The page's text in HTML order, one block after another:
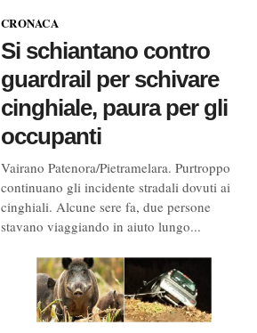
CRONACA
Si schiantano contro
guardrail per schivare
cinghiale, paura per gli
occupanti
Vairano Patenora/Pietramelara. Purtroppo
continuano gli incidente stradali dovuti ai
cinghiali. Alcune sere fa, due persone
stavano viaggiando in aiuto lungo...